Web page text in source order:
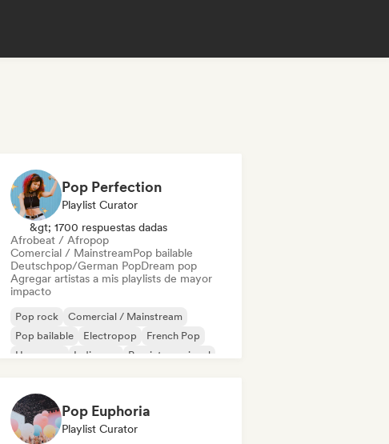
Pop Perfection
Playlist Curator
&gt; 1700 respuestas dadas
Afrobeat / Afropop
Comercial / MainstreamPop bailable
Deutschpop/German PopDream pop
Agregar artistas a mis playlists de mayor
impacto
Pop rock
Comercial / Mainstream
Pop bailable
Electropop
French Pop
Hyperpop
Indie pop Pop internacional
Pop Euphoria
Playlist Curator